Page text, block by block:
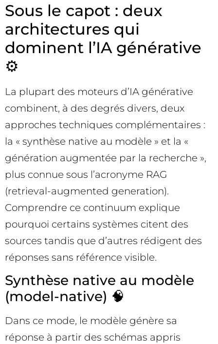
Sous le capot : deux
architectures qui
dominent l’IA générative
⚙️
La plupart des moteurs d’IA générative
combinent, à des degrés divers, deux
approches techniques complémentaires :
la « synthèse native au modèle » et la «
génération augmentée par la recherche »,
plus connue sous l’acronyme RAG
(retrieval-augmented generation).
Comprendre ce continuum explique
pourquoi certains systèmes citent des
sources tandis que d’autres rédigent des
réponses sans référence visible.
Synthèse native au modèle
(model-native) 🧠
Dans ce mode, le modèle génère sa
réponse à partir des schémas appris